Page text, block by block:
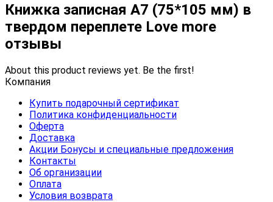
Книжка записная А7 (75*105 мм) в
твердом переплете Love more
отзывы
About this product reviews yet. Be the first!
Компания
Купить подарочный сертификат
Политика конфиденциальности
Оферта
Доставка
Акции Бонусы и специальные предложения
Контакты
Об организации
Оплата
Условия возврата